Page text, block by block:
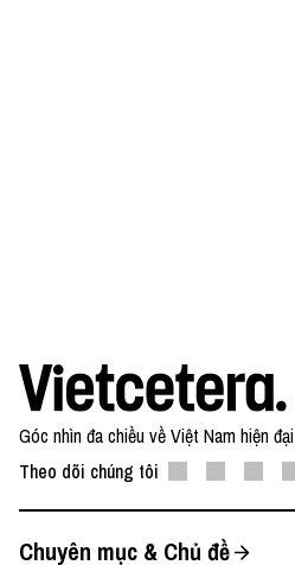
Góc nhìn đa chiều về Việt Nam hiện đại
Theo dõi chúng tôi
Chuyên mục & Chủ đề